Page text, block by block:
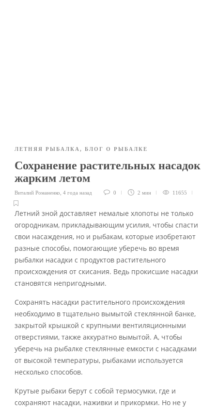
ЛЕТНЯЯ РЫБАЛКА , БЛОГ О РЫБАЛКЕ
Сохранение растительных насадок
жарким летом
Виталий Романенко 4 года назад 0 2 мин 11655
Летний зной доставляет немалые хлопоты не только
огородникам, прикладывающим усилия, чтобы спасти
свои насаждения, но и рыбакам, которые изобретают
разные способы, помогающие уберечь во время
рыбалки насадки с продуктов растительного
происхождения от скисания. Ведь прокисшие насадки
становятся непригодными.
Сохранять насадки растительного происхождения
необходимо в тщательно вымытой стеклянной банке,
закрытой крышкой с крупными вентиляционными
отверстиями, также аккуратно вымытой. А, чтобы
уберечь на рыбалке стеклянные емкости с насадками
от высокой температуры, рыбаками используется
несколько способов.
Крутые рыбаки берут с собой термосумки, где и
сохраняют насадки, наживки и прикормки. Но не у